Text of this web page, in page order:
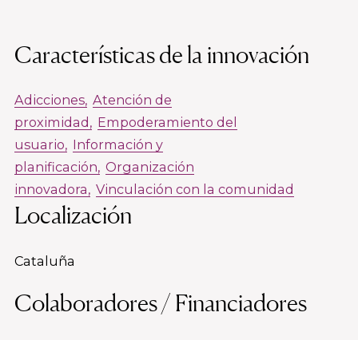
Características de la innovación
Adicciones Atención de
proximidad
Empoderamiento del
usuario Información y
planificación Organización
innovadora Vinculación con la comunidad
Localización
Cataluña
Colaboradores / Financiadores